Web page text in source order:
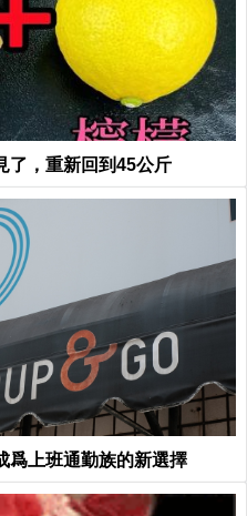
了，重新回到45公斤
上班通勤族的新選擇